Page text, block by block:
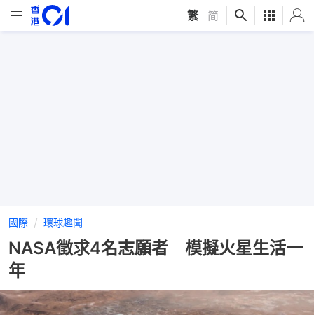
繁 简
國際 環球趣聞
NASA徵求4名志願者 模擬火星生活一
年